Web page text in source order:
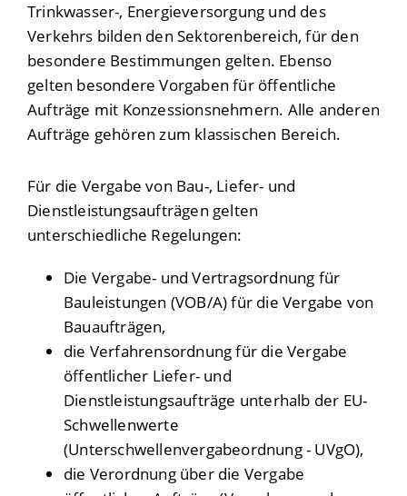
Trinkwasser-, Energieversorgung und des
Verkehrs bilden den Sektorenbereich, für den
besondere Bestimmungen gelten. Ebenso
gelten besondere Vorgaben für öffentliche
Aufträge mit Konzessionsnehmern. Alle anderen
Aufträge gehören zum klassischen Bereich.
Für die Vergabe von Bau-, Liefer- und
Dienstleistungsaufträgen gelten
unterschiedliche Regelungen:
Die Vergabe- und Vertragsordnung für
Bauleistungen (VOB/A) für die Vergabe von
Bauaufträgen,
die Verfahrensordnung für die Vergabe
öffentlicher Liefer- und
Dienstleistungsaufträge unterhalb der EU-
Schwellenwerte
(Unterschwellenvergabeordnung - UVgO),
die Verordnung über die Vergabe